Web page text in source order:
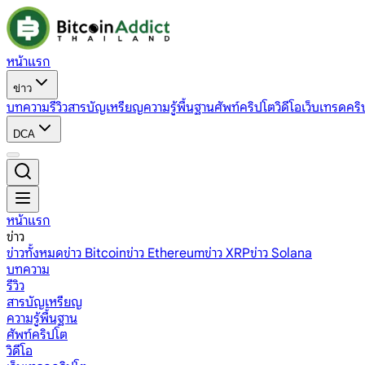
หน้าแรก
ข่าว
บทความรีวิวสารบัญเหรียญความรู้พื้นฐานศัพท์คริปโตวิดีโอเว็บเทรดค
DCA
หน้าแรก
ข่าว
ข่าวทั้งหมดข่าว Bitcoinข่าว Ethereumข่าว XRPข่าว Solana
บทความ
รีวิว
สารบัญเหรียญ
ความรู้พื้นฐาน
ศัพท์คริปโต
วิดีโอ